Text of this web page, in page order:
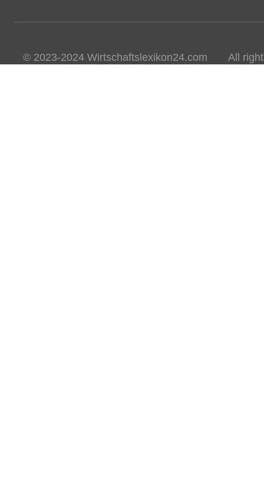
© 2023-2024 Wirtschaftslexikon24.com All